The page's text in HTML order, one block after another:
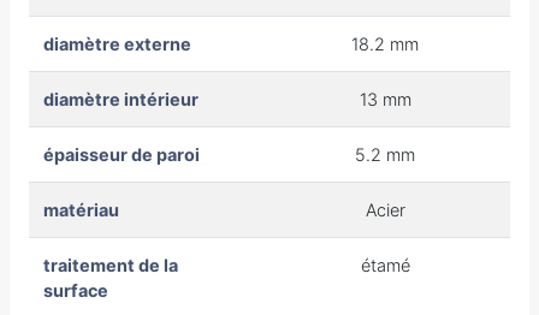
diamètre externe 18.2 mm
diamètre intérieur 13 mm
épaisseur de paroi 5.2 mm
matériau Acier
traitement de la
surface
étamé